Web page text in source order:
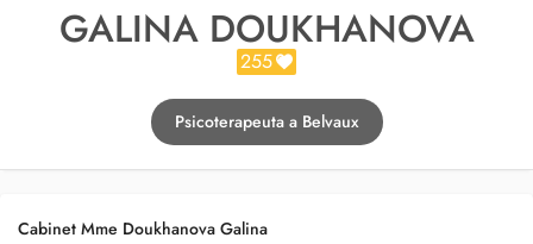
GALINA DOUKHANOVA
255
Psicoterapeuta a Belvaux
Cabinet Mme Doukhanova Galina